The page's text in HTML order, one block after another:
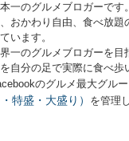
本一のグルメブロガーで
おかわり自由、食べ放
います。
一のグルメブロガーを目
自分の足で実際に食べ歩
のグルメ最大グル
・特盛・大盛り） を管理